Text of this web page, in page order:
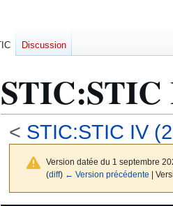
STIC:STIC
< STIC:STIC IV
Version datée du 1 septembre
(diff) ← Version précédente |
Discussion